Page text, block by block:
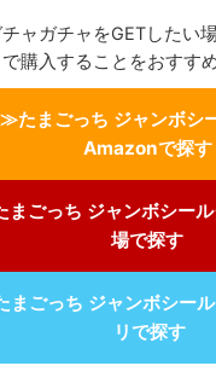
ャガチャをGETしたい
購入することをおすすめ
≫たまごっち ジャンボシ
Amazonで探す
ごっち ジャンボシー
場で探す
ごっち ジャンボシー
リで探す